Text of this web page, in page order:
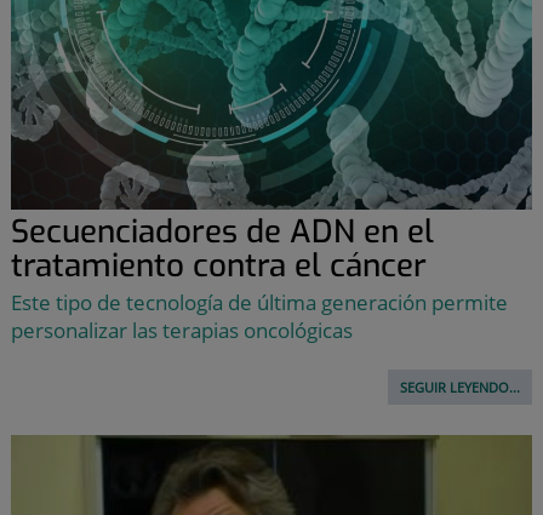
Secuenciadores de ADN en el
tratamiento contra el cáncer
Este tipo de tecnología de última generación permite
personalizar las terapias oncológicas
SEGUIR LEYENDO...